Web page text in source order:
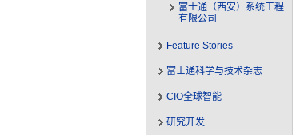
富士通（西安）系统工程
有限公司
Feature Stories
富士通科学与技术杂志
CIO全球智能
研究开发